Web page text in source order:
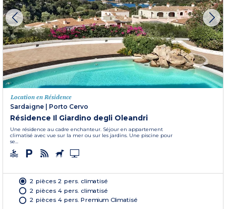
Location en Résidence
Sardaigne
Porto Cervo
Résidence Il Giardino degli Oleandri
Une résidence au cadre enchanteur. Séjour en appartement
climatisé avec vue sur la mer ou sur les jardins. Une piscine pour
se...
2 pièces 2 pers. climatisé
2 pièces 4 pers. climatisé
2 pièces 4 pers. Premium Climatisé